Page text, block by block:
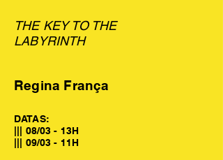
THE KEY TO THE
LABYRINTH
Regina França
DATAS:
||| 08/03 - 13H
||| 09/03 - 11H